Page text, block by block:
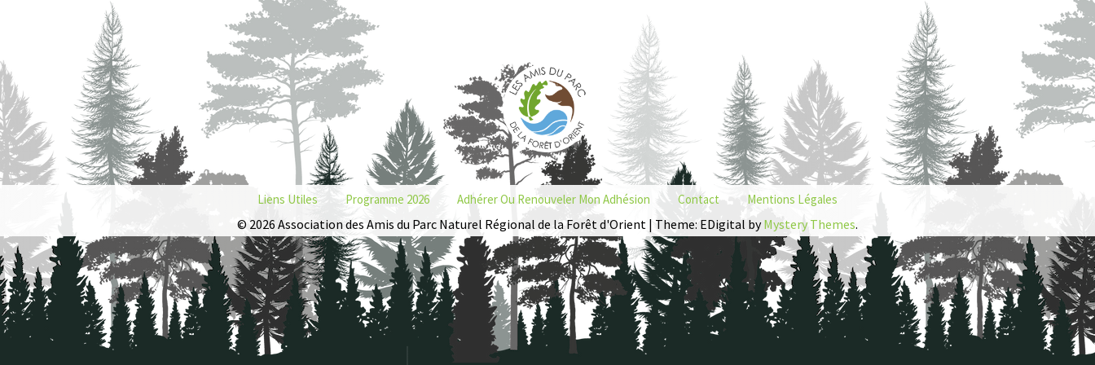
Liens Utiles Programme 2026 Adhérer Ou Renouveler Mon Adhésion Contact Mentions Légales
© 2026 Association des Amis du Parc Naturel Régional de la Forêt d'Orient | Theme: EDigital byMystery Themes.